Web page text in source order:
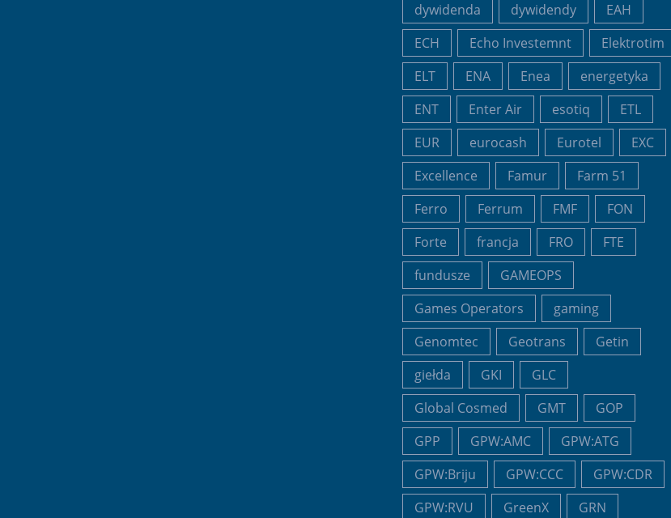
dywidenda
dywidendy
EAH
ECH
Echo Investemnt
Elektrotim
ELT
ENA Enea
energetyka
ENT
Enter Air esotiq
ETL
EUR
eurocash Eurotel
EXC
Excellence
Famur
Farm 51
Ferro
Ferrum FMF
FON
Forte
francja FRO
FTE
fundusze
GAMEOPS
Games Operators
gaming
Genomtec
Geotrans
Getin
giełda
GKI
GLC
Global Cosmed
GMT
GOP
GPP
GPW:AMC
GPW:ATG
GPW:Briju
GPW:CCC
GPW:CDR
GPW:RVU
GreenX GRN